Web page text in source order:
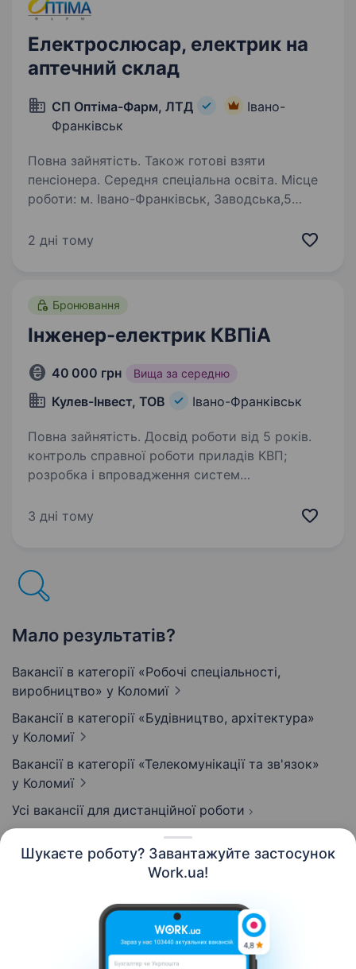
Шукаєте роботу? Завантажуйте застосунок
Work.ua!
особистостей, які змінюють світ…
Електрослюсар, електрик на
аптечний склад
СП Оптіма-Фарм, ЛТД
Івано-
Франківськ
Повна зайнятість. Також готові взяти
пенсіонера. Середня спеціальна освіта. Місце
роботи: м. Івано-Франківськ, Заводська,5
2 дні тому
Бронювання
Інженер-електрик КВПіА
40 000 грн Вища за середню
Кулев-Інвест, ТОВ Івано-Франківськ
Повна зайнятість. Досвід роботи від 5 років.
контроль справної роботи приладів КВП;
розробка і впровадження систем
спеціального обладнання; аналіз його поломок
3 дні тому
Мало результатів?
Вакансії в категорії «Робочі спеціальності,
виробництво» у Коломиї
Вакансії в категорії «Будівництво, архітектура»
у Коломиї
Вакансії в категорії «Телекомунікації та зв'язок»
у Коломиї
Усі вакансії для дистанційної роботи